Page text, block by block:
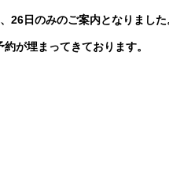
26日のみのご案内となりました
が埋まってきております。